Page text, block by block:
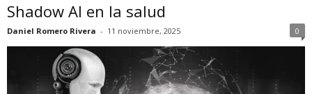
Shadow AI en la salud
Daniel Romero Rivera - 11 noviembre, 2025 0